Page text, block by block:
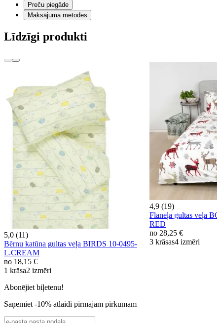
Preču piegāde
Maksājuma metodes
Līdzīgi produkti
5,0 (11)
Bērnu katūna gultas veļa BIRDS 10-0495-
L.CREAM
no 18,15 €
1 krāsa2 izmēri
4,9 (19)
Flaneļa gultas veļa
RED
no 28,25 €
3 krāsas4 izmēri
Abonējiet biļetenu!
Saņemiet -10% atlaidi pirmajam pirkumam